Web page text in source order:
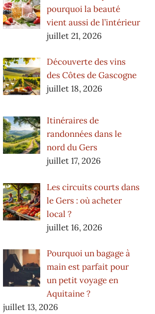
pourquoi la beauté
vient aussi de l’intérieur
juillet 21, 2026
Découverte des vins
des Côtes de Gascogne
juillet 18, 2026
Itinéraires de
randonnées dans le
nord du Gers
juillet 17, 2026
Les circuits courts dans
le Gers : où acheter
local ?
juillet 16, 2026
Pourquoi un bagage à
main est parfait pour
un petit voyage en
Aquitaine ?
juillet 13, 2026